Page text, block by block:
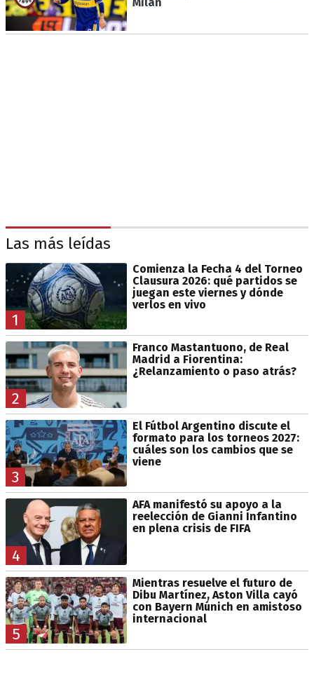
Las más leídas
1
Comienza la Fecha 4 del Torneo
Clausura 2026: qué partidos se
juegan este viernes y dónde
verlos en vivo
2
Franco Mastantuono, de Real
Madrid a Fiorentina:
¿Relanzamiento o paso atrás?
3
El Fútbol Argentino discute el
formato para los torneos 2027:
cuáles son los cambios que se
viene
4
AFA manifestó su apoyo a la
reelección de Gianni Infantino
en plena crisis de FIFA
5
Mientras resuelve el futuro de
Dibu Martínez, Aston Villa cayó
con Bayern Múnich en amistoso
internacional